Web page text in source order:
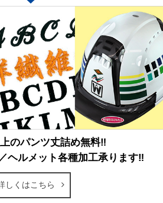
のパンツ丈詰め無料‼
ヘルメット各種加工承ります‼
しくはこちら